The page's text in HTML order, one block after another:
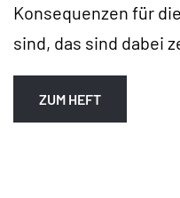
Konsequenzen für
sind, das sind dabei
ZUM HEFT